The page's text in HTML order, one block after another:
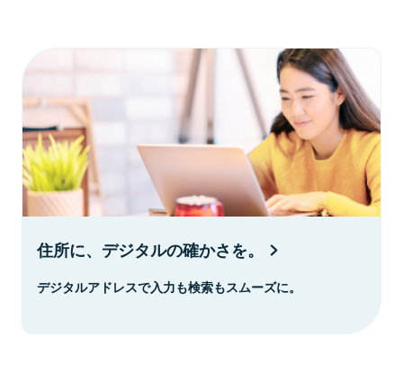
住所に、デジタルの確かさを。
デジタルアドレスで入力も検索もスムーズに。